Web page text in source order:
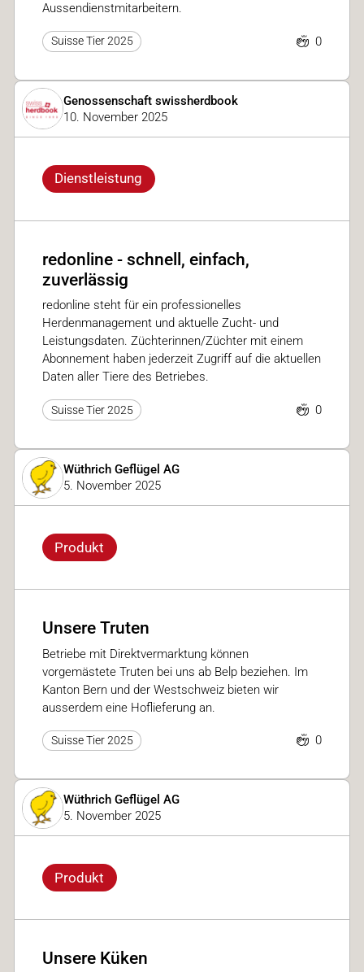
Aussendienstmitarbeitern.
Suisse Tier 2025 0
Genossenschaft swissherdbook
10. November 2025
Dienstleistung
redonline - schnell, einfach,
zuverlässig
redonline steht für ein professionelles
Herdenmanagement und aktuelle Zucht- und
Leistungsdaten. Züchterinnen/Züchter mit einem
Abonnement haben jederzeit Zugriff auf die aktuellen
Daten aller Tiere des Betriebes.
Suisse Tier 2025 0
Wüthrich Geflügel AG
5. November 2025
Produkt
Unsere Truten
Betriebe mit Direktvermarktung können
vorgemästete Truten bei uns ab Belp beziehen. Im
Kanton Bern und der Westschweiz bieten wir
ausserdem eine Hoflieferung an.
Suisse Tier 2025 0
Wüthrich Geflügel AG
5. November 2025
Produkt
Unsere Küken